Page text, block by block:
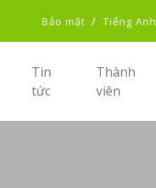
Bảo mật / Tiếng Anh
Tin
tức
Thành
viên